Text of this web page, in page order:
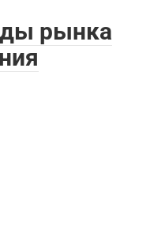
рынка